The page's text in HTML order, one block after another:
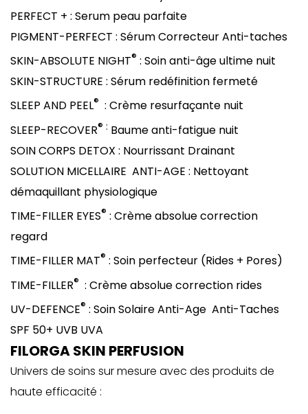
PERFECT + : Serum peau parfaite
PIGMENT-PERFECT : Sérum Correcteur Anti-taches
SKIN-ABSOLUTE NIGHT® : Soin anti-âge ultime nuit
SKIN-STRUCTURE : Sérum redéfinition fermeté
SLEEP AND PEEL® : Crème resurfaçante nuit
SLEEP-RECOVER® : Baume anti-fatigue nuit
SOIN CORPS DETOX : Nourrissant Drainant
SOLUTION MICELLAIRE ANTI-AGE : Nettoyant
démaquillant physiologique
TIME-FILLER EYES® : Crème absolue correction
regard
TIME-FILLER MAT® : Soin perfecteur (Rides + Pores)
TIME-FILLER® : Crème absolue correction rides
UV-DEFENCE® : Soin Solaire Anti-Age Anti-Taches
SPF 50+ UVB UVA
FILORGA SKIN PERFUSION
Univers de soins sur mesure avec des produits de
haute efficacité :